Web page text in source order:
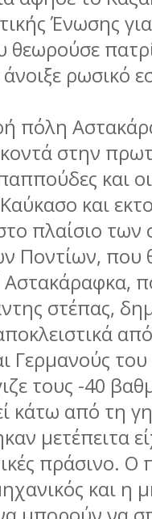
Ένωσης
ρωσικό
πόλη
στην
και
και
πλαίσιο των
Ποντίων, που
Αστακάραφκα,
στέπας,
Γερµανούς
τους -40
κάτω από τη
µετέπειτα
πράσινο. Ο
και η